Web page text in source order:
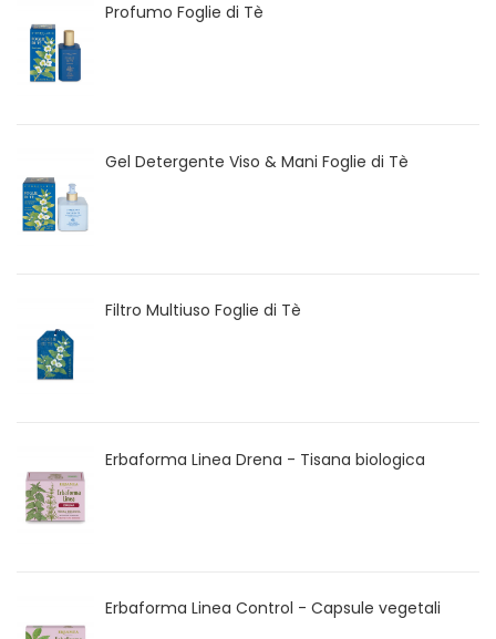
Profumo Foglie di Tè
Gel Detergente Viso & Mani Foglie di Tè
Filtro Multiuso Foglie di Tè
Erbaforma Linea Drena - Tisana biologica
Erbaforma Linea Control - Capsule vegetali